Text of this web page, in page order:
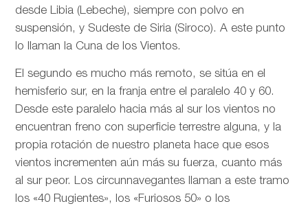
desde Libia (Lebeche), siempre con polvo en
suspensión, y Sudeste de Siria (Siroco). A este punto
lo llaman la Cuna de los Vientos.
El segundo es mucho más remoto, se sitúa en el
hemisferio sur, en la franja entre el paralelo 40 y 60.
Desde este paralelo hacia más al sur los vientos no
encuentran freno con superficie terrestre alguna, y la
propia rotación de nuestro planeta hace que esos
vientos incrementen aún más su fuerza, cuanto más
al sur peor. Los circunnavegantes llaman a este tramo
los «40 Rugientes», los «Furiosos 50» o los